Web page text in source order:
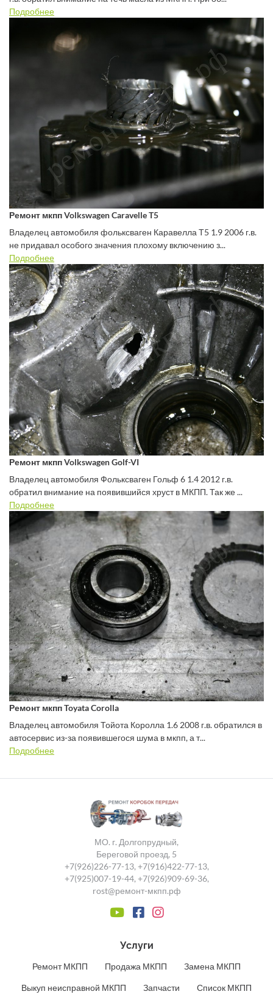
Подробнее
Ремонт мкпп Volkswagen Caravelle T5
Владелец автомобиля фольксваген Каравелла Т5 1.9 2006 г.в.
не придавал особого значения плохому включению з...
Подробнее
Ремонт мкпп Volkswagen Golf-VI
Владелец автомобиля Фольксваген Гольф 6 1.4 2012 г.в.
обратил внимание на появившийся хруст в МКПП. Так же ...
Подробнее
Ремонт мкпп Toyata Corolla
Владелец автомобиля Тойота Королла 1.6 2008 г.в. обратился в
автосервис из-за появившегося шума в мкпп, а т...
Подробнее
МО. г. Долгопрудный,
Береговой проезд, 5
+7(926)226-77-13, +7(916)422-77-13,
+7(925)007-19-44, +7(926)909-69-36,
rost@ремонт-мкпп.рф
Услуги
Ремонт МКПП Продажа МКПП Замена МКПП
Выкуп неисправной МКПП Запчасти Список МКПП